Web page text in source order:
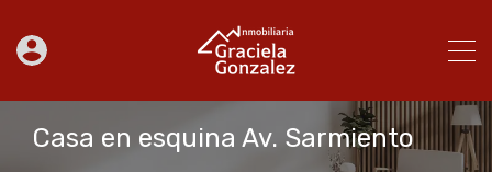
Casa en esquina Av. Sarmiento